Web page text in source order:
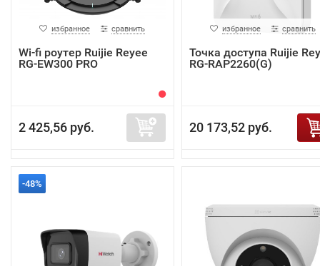
избранное сравнить
Wi-fi роутер Ruijie Reyee
RG-EW300 PRO
2 425,56 руб.
избранное сравнить
Точка доступа Ruijie
RG-RAP2260(G)
20 173,52 руб.
-48%